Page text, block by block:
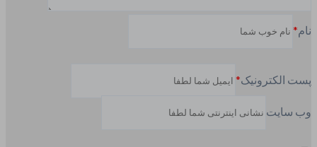
نام*
پست الکترونیک*
وب سایت